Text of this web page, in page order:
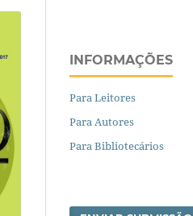
INFORMAÇÕES
Para Leitores
Para Autores
Para Bibliotecários